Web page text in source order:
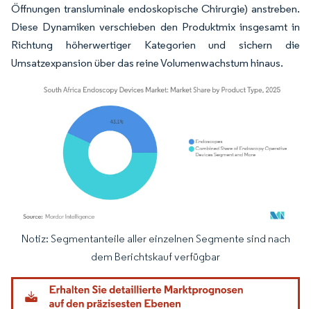
Öffnungen transluminale endoskopische Chirurgie) anstreben.
Diese Dynamiken verschieben den Produktmix insgesamt in
Richtung höherwertiger Kategorien und sichern die
Umsatzexpansion über das reine Volumenwachstum hinaus.
Bild © Mordor Intelligence. Wiederverwendung erfordert Namensnennung
Notiz: Segmentanteile aller einzelnen Segmente sind nach
dem Berichtskauf verfügbar